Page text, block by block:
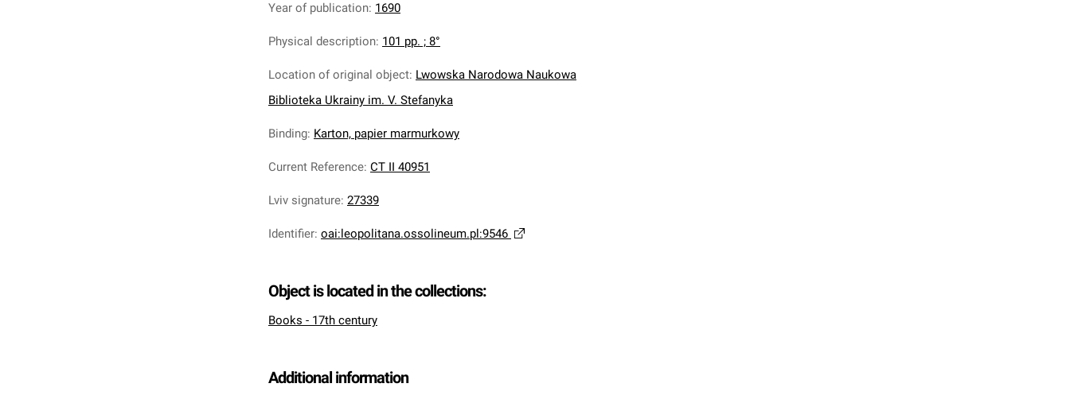
Year of publication: 1690
Physical description: 101 pp. ; 8°
Location of original object: Lwowska Narodowa Naukowa
Biblioteka Ukrainy im. V. Stefanyka
Binding: Karton, papier marmurkowy
Current Reference: CT II 40951
Lviv signature: 27339
Identifier: oai:leopolitana.ossolineum.pl:9546
Object is located in the collections:
Books - 17th century
Additional information